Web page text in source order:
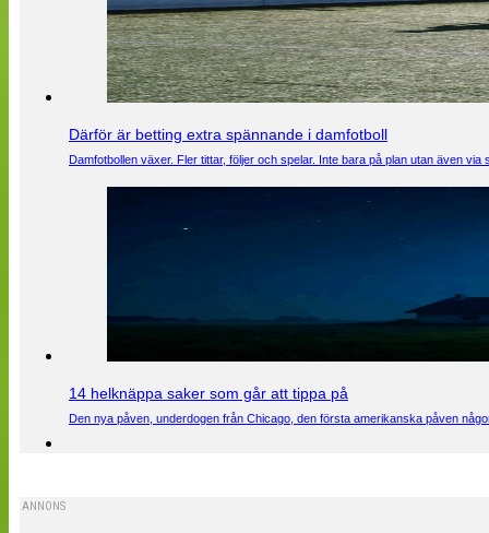
Därför är betting extra spännande i damfotboll
Damfotbollen växer. Fler tittar, följer och spelar. Inte bara på plan utan även
14 helknäppa saker som går att tippa på
Den nya påven, underdogen från Chicago, den första amerikanska påven
ANNONS